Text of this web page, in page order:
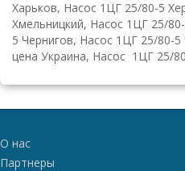
Харьков, Насос 1ЦГ 25/80-5
Хмельницкий, Насос 1ЦГ 25/
5 Чернигов, Насос 1ЦГ 25/80-5
цена Украина, Насос 1ЦГ 25/
О нас
Партнеры